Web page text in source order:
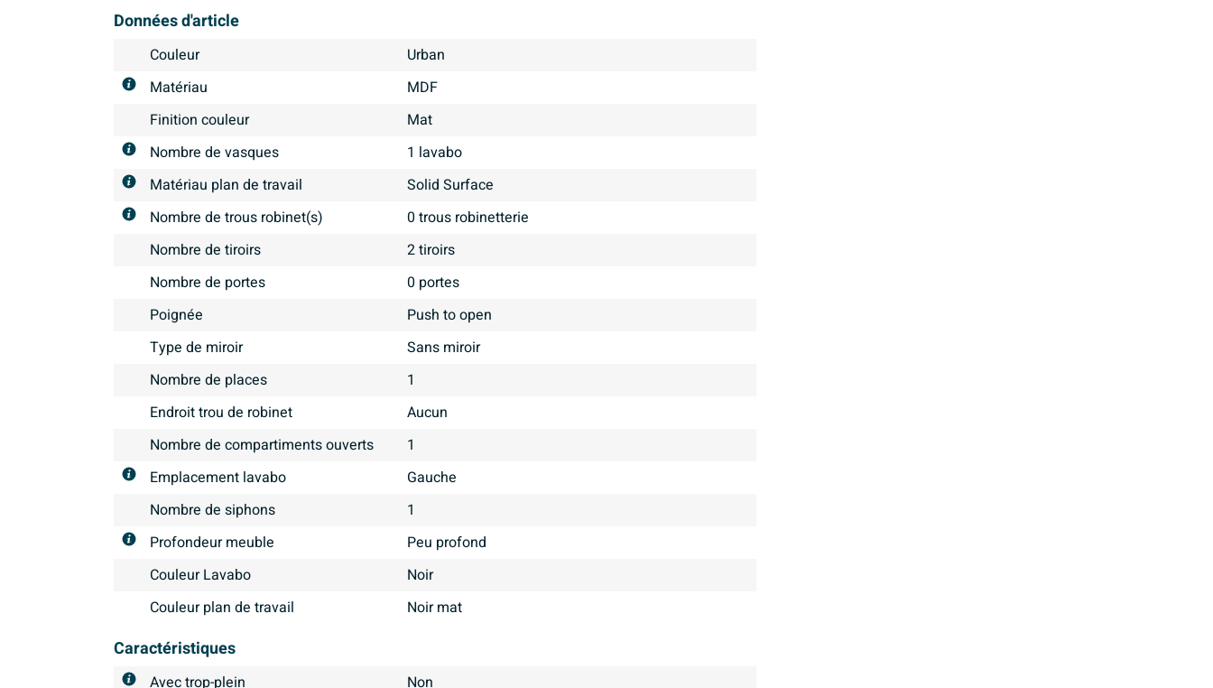
Données d'article
Couleur
Urban
Matériau
MDF
Finition couleur
mat
Nombre de vasques
1 lavabo
Matériau plan de travail
Solid Surface
Nombre de trous robinet(s)
0 trous robinetterie
Nombre de tiroirs
2 tiroirs
Nombre de portes
0 portes
Poignée
Push to open
Type de miroir
Sans miroir
Nombre de places
1
Endroit trou de robinet
aucun
Nombre de compartiments ouverts
1
Emplacement lavabo
Gauche
Nombre de siphons
1
Profondeur meuble
Peu profond
Couleur Lavabo
Noir
Couleur plan de travail
Noir mat
Caractéristiques
Avec trop-plein Non